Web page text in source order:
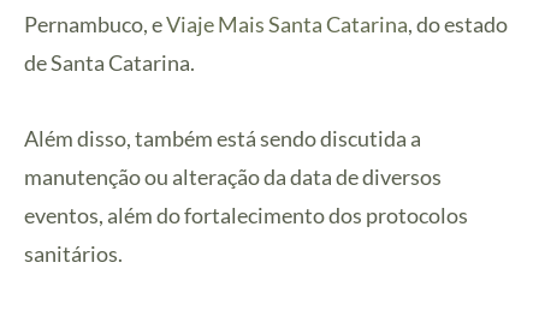
Pernambuco, eViaje Mais Santa Catarina, do estado
de Santa Catarina.
Além disso, também está sendo discutida a
manutenção ou alteração da data de diversos
eventos, além do fortalecimento dos protocolos
sanitários.